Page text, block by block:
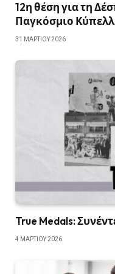
12η θέση για τη
Παγκόσμιο
31 ΜΑΡΤΊΟΥ 2026
True Medals:
4 ΜΑΡΤΊΟΥ 2026